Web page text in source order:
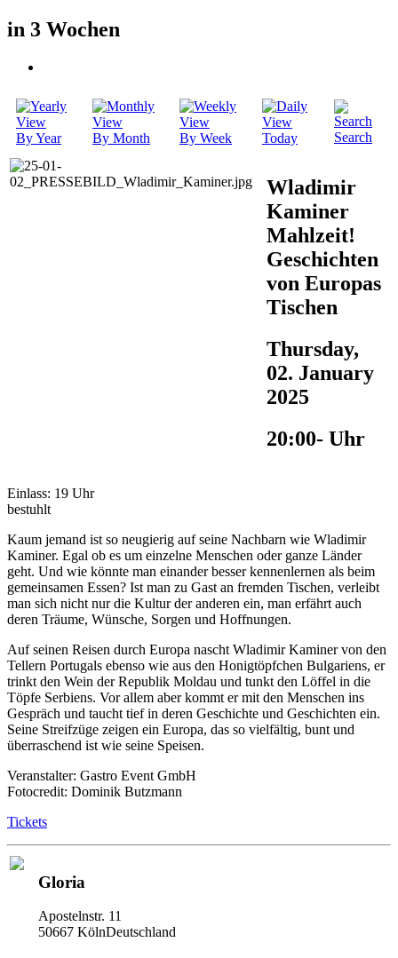
in 3 Wochen
By Year By Month By Week Today Search
Wladimir
Kaminer
Mahlzeit!
Geschichten
von Europas
Tischen
Thursday,
02. January
2025
20:00- Uhr
Einlass: 19 Uhr
bestuhlt
Kaum jemand ist so neugierig auf seine Nachbarn wie Wladimir
Kaminer. Egal ob es um einzelne Menschen oder ganze Länder
geht. Und wie könnte man einander besser kennenlernen als beim
gemeinsamen Essen? Ist man zu Gast an fremden Tischen, verleibt
man sich nicht nur die Kultur der anderen ein, man erfährt auch
deren Träume, Wünsche, Sorgen und Hoffnungen.
Auf seinen Reisen durch Europa nascht Wladimir Kaminer von den
Tellern Portugals ebenso wie aus den Honigtöpfchen Bulgariens, er
trinkt den Wein der Republik Moldau und tunkt den Löffel in die
Töpfe Serbiens. Vor allem aber kommt er mit den Menschen ins
Gespräch und taucht tief in deren Geschichte und Geschichten ein.
Seine Streifzüge zeigen ein Europa, das so vielfältig, bunt und
überraschend ist wie seine Speisen.
Veranstalter: Gastro Event GmbH
Fotocredit: Dominik Butzmann
Tickets
Gloria
Apostelnstr. 11
50667 KölnDeutschland